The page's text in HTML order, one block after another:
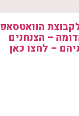
הוואטסאפ
– הצנחנים
– לחצו כאן